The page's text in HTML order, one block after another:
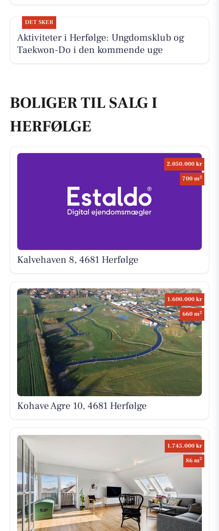
DET SKER
Aktiviteter i Herfølge: Ungdomsklub og
Taekwon-Do i den kommende uge
BOLIGER TIL SALG I
HERFØLGE
2.050.000 kr
700 m2
Kalvehaven 8, 4681 Herfølge
1.600.000 kr
660 m2
Kohave Agre 10, 4681 Herfølge
1.745.000 kr
86 m2